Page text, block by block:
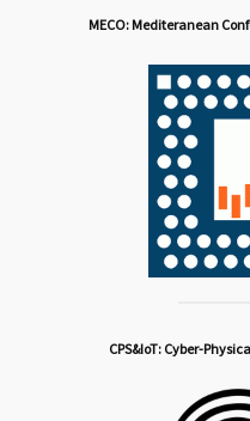
MECO: Mediteranean
CPS&IoT: Cyber-